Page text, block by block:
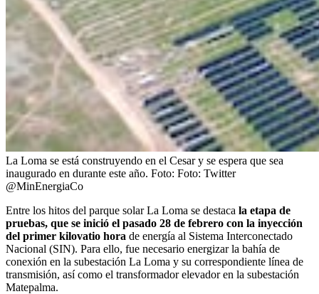
La Loma se está construyendo en el Cesar y se espera que sea
inaugurado en durante este año. Foto: Foto: Twitter
@MinEnergiaCo
Entre los hitos del parque solar La Loma se destaca la etapa de
pruebas, que se inició el pasado 28 de febrero con la inyección
del primer kilovatio hora de energía al Sistema Interconectado
Nacional (SIN). Para ello, fue necesario energizar la bahía de
conexión en la subestación La Loma y su correspondiente línea de
transmisión, así como el transformador elevador en la subestación
Matepalma.